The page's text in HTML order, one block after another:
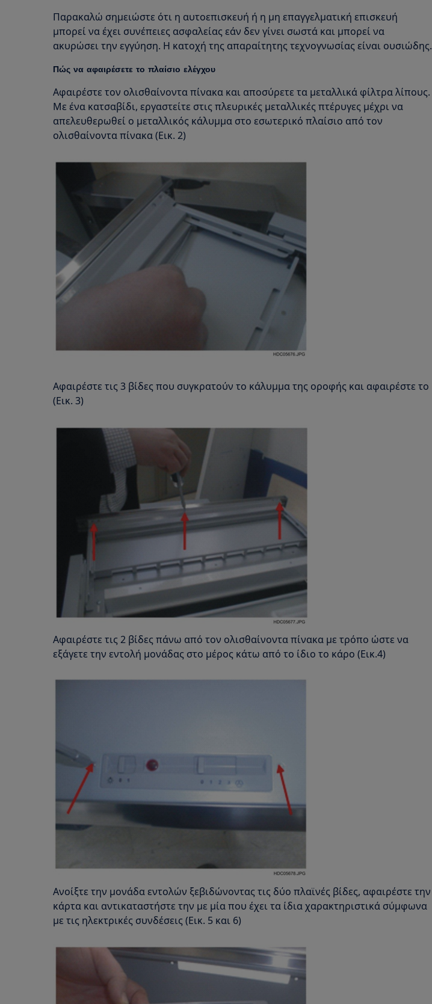
Παρακαλώ σημειώστε ότι η αυτοεπισκευή ή η μη επαγγελματική επισκευή
μπορεί να έχει συνέπειες ασφαλείας εάν δεν γίνει σωστά και μπορεί να
ακυρώσει την εγγύηση. Η κατοχή της απαραίτητης τεχνογνωσίας είναι ουσιώδης.
Πώς να αφαιρέσετε το πλαίσιο ελέγχου
Αφαιρέστε τον ολισθαίνοντα πίνακα και αποσύρετε τα μεταλλικά φίλτρα λίπους.
Με ένα κατσαβίδι, εργαστείτε στις πλευρικές μεταλλικές πτέρυγες μέχρι να
απελευθερωθεί ο μεταλλικός κάλυμμα στο εσωτερικό πλαίσιο από τον
ολισθαίνοντα πίνακα (Εικ. 2)
Αφαιρέστε τις 3 βίδες που συγκρατούν το κάλυμμα της οροφής και αφαιρέστε το
(Εικ. 3)
Αφαιρέστε τις 2 βίδες πάνω από τον ολισθαίνοντα πίνακα με τρόπο ώστε να
εξάγετε την εντολή μονάδας στο μέρος κάτω από το ίδιο το κάρο (Εικ.4)
Ανοίξτε την μονάδα εντολών ξεβιδώνοντας τις δύο πλαϊνές βίδες, αφαιρέστε την
κάρτα και αντικαταστήστε την με μία που έχει τα ίδια χαρακτηριστικά σύμφωνα
με τις ηλεκτρικές συνδέσεις (Εικ. 5 και 6)